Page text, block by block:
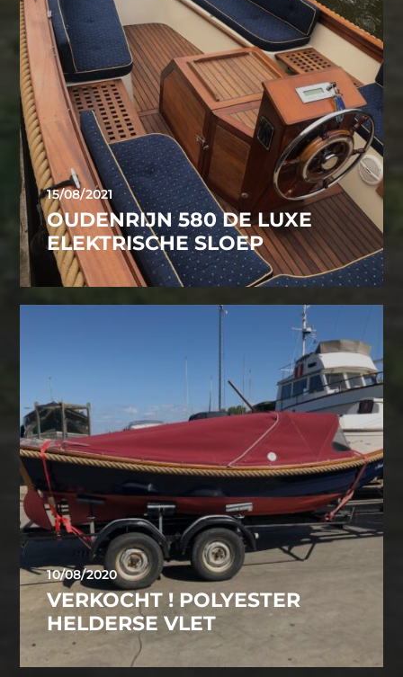
15/08/2021
OUDENRIJN 580 DE LUXE
ELEKTRISCHE SLOEP
10/08/2020
VERKOCHT ! POLYESTER
HELDERSE VLET